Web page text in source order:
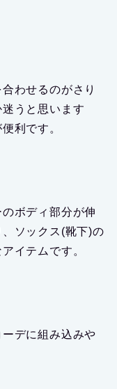
わせるのがさり
うと思います
便利です。
ボディ部分が伸
ソックス(靴下)の
イテムです。
デに組み込みや